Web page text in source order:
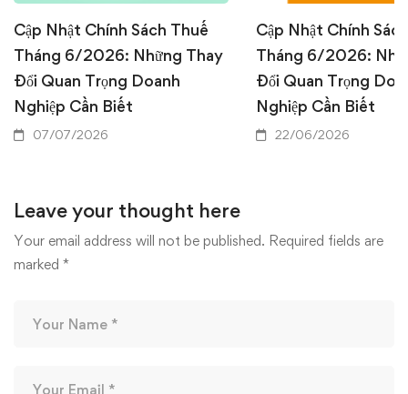
Cập Nhật Chính Sách Thuế
Tháng 6/2026: Những Thay
Đổi Quan Trọng Doanh
Nghiệp Cần Biết
07/07/2026
Cập Nhật Chính
Tháng 6/2026:
Đổi Quan Trọng
Nghiệp Cần Biết
22/06/2026
Leave your thought here
Your email address will not be published. Required fields are
marked *